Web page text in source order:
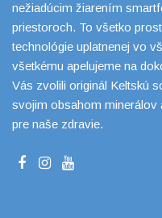
nežiadúcim žiarením
priestoroch. To všetko
technológie uplatnenej vo
všetkému apelujeme na
Vás zvolili originál Keltskú
svojim obsahom minerálov
pre naše zdravie.